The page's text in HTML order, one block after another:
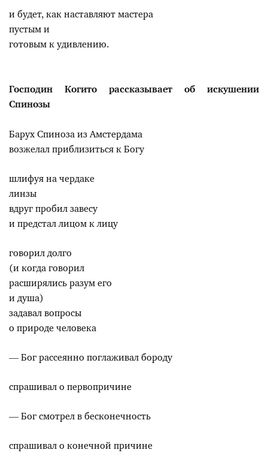
и будет, как наставляют мастера
пустым и
готовым к удивлению.
Господин Когито рассказывает об искушении
Спинозы
Барух Спиноза из Амстердама
возжелал приблизиться к Богу
шлифуя на чердаке
линзы
вдруг пробил завесу
и предстал лицом к лицу
говорил долго
(и когда говорил
расширялись разум его
и душа)
задавал вопросы
о природе человека
— Бог рассеянно поглаживал бороду
спрашивал о первопричине
— Бог смотрел в бесконечность
спрашивал о конечной причине